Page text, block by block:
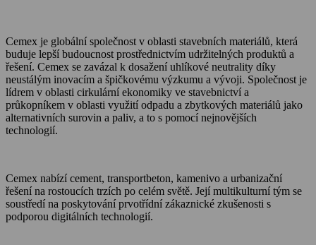
Cemex je globální společnost v oblasti stavebních materiálů, která
buduje lepší budoucnost prostřednictvím udržitelných produktů a
řešení. Cemex se zavázal k dosažení uhlíkové neutrality díky
neustálým inovacím a špičkovému výzkumu a vývoji. Společnost je
lídrem v oblasti cirkulární ekonomiky ve stavebnictví a
průkopníkem v oblasti využití odpadu a zbytkových materiálů jako
alternativních surovin a paliv, a to s pomocí nejnovějších
technologií.
Cemex nabízí cement, transportbeton, kamenivo a urbanizační
řešení na rostoucích trzích po celém světě. Její multikulturní tým se
soustředí na poskytování prvotřídní zákaznické zkušenosti s
podporou digitálních technologií.